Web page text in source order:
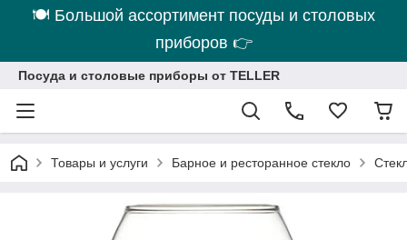
🍽 Большой ассортимент посуды и столовых
приборов 👉
Посуда и столовые приборы от TELLER
Товары и услуги Барное и ресторанное стекло